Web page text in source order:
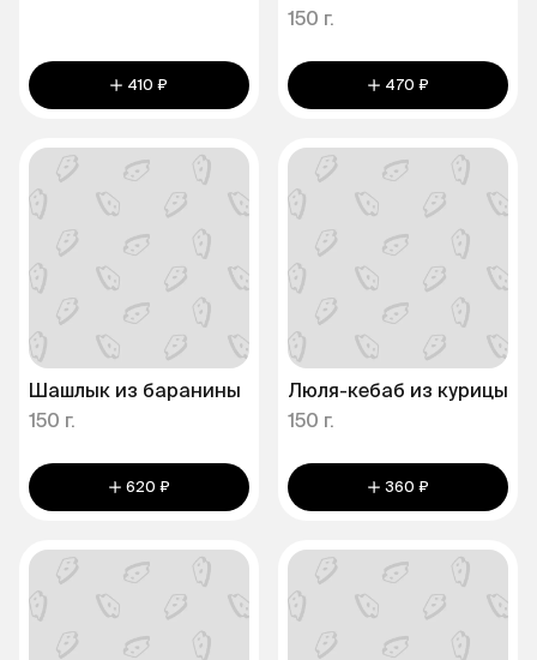
410 ₽
150 г.
470 ₽
Шашлык из баранины
150 г.
620 ₽
Люля-кебаб из курицы
150 г.
360 ₽